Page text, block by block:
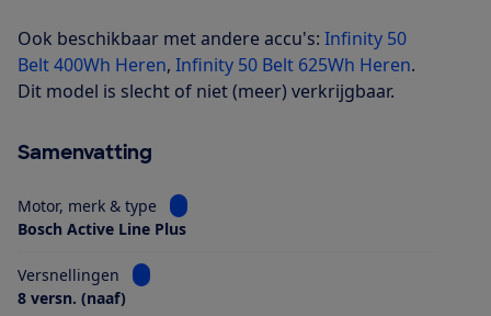
Ook beschikbaar met andere accu's: Infinity 50
Belt 400Wh Heren, Infinity 50 Belt 625Wh Heren.
Dit model is slecht of niet (meer) verkrijgbaar.
Samenvatting
Motor, merk & type
Bekijk informatie voor Motor, merk & type
Bosch Active Line Plus
Versnellingen
Bekijk informatie voor Versnellingen
8 versn. (naaf)